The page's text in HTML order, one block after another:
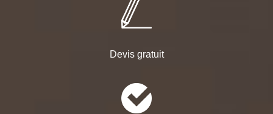
Devis gratuit